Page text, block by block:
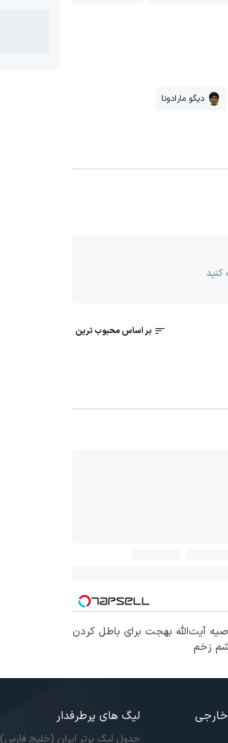
دیگو مارادونا
کنید
آیت‌الله بهجت برای باطل کردن
زخم
لیگ های پرطرفدار
جدول لیگ برتر ایران (خلیج فارس)